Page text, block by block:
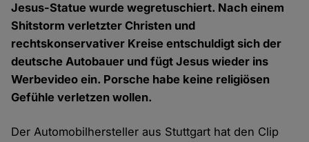
Jesus-Statue wurde wegretuschiert. Nach einem
Shitstorm verletzter Christen und
rechtskonservativer Kreise entschuldigt sich der
deutsche Autobauer und fügt Jesus wieder ins
Werbevideo ein. Porsche habe keine religiösen
Gefühle verletzen wollen.
Der Automobilhersteller aus Stuttgart hat den Clip